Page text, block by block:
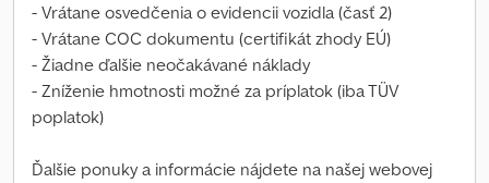
- Vrátane osvedčenia o evidencii vozidla (časť 2)
- Vrátane COC dokumentu (certifikát zhody EÚ)
- Žiadne ďalšie neočakávané náklady
- Zníženie hmotnosti možné za príplatok (iba TÜV
poplatok)
Ďalšie ponuky a informácie nájdete na našej webovej